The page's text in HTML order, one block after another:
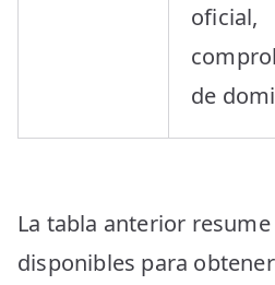
oficial,
de
La tabla anterior
disponibles para obtener